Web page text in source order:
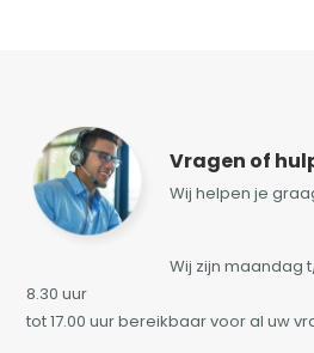
Vragen of
Wij helpen je
Wij zijn maandag
8.30 uur
tot 17.00 uur bereikbaar voor al uw